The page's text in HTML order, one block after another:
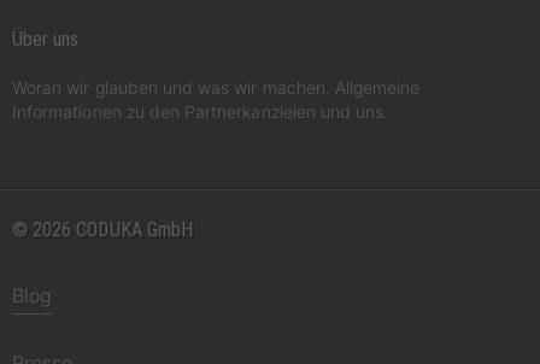
Über uns
Woran wir glauben und was wir machen. Allgemeine
Informationen zu den Partnerkanzleien und uns.
© 2026 CODUKA GmbH
Blog